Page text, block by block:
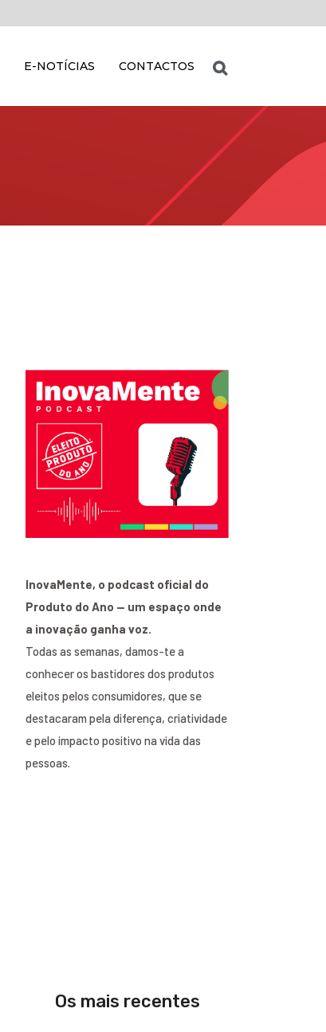
E-NOTÍCIAS CONTACTOS
InovaMente, o podcast oficial do
Produto do Ano — um espaço onde
a inovação ganha voz.
Todas as semanas, damos-te a
conhecer os bastidores dos produtos
eleitos pelos consumidores, que se
destacaram pela diferença, criatividade
e pelo impacto positivo na vida das
pessoas.
Os mais recentes